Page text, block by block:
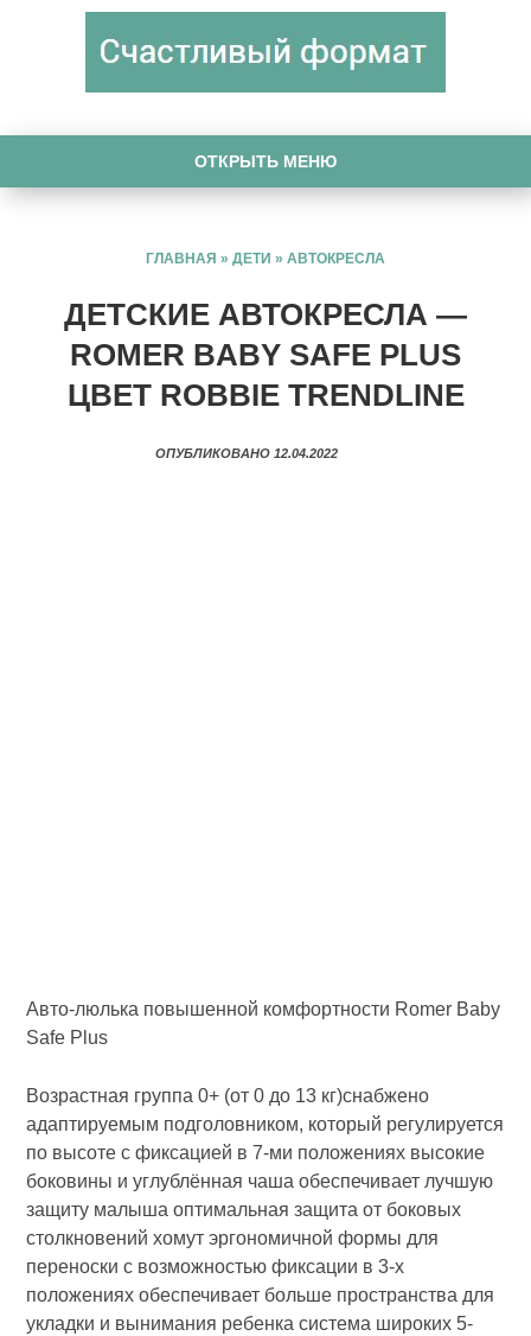
ОТКРЫТЬ МЕНЮ
ГЛАВНАЯ » ДЕТИ » АВТОКРЕСЛА
ДЕТСКИЕ АВТОКРЕСЛА —
ROMER BABY SAFE PLUS
ЦВЕТ ROBBIE TRENDLINE
ОПУБЛИКОВАНО 12.04.2022
Авто-люлька повышенной комфортности Romer Baby
Safe Plus
Возрастная группа 0+ (от 0 до 13 кг)снабжено
адаптируемым подголовником, который регулируется
по высоте с фиксацией в 7-ми положениях высокие
боковины и углублённая чаша обеспечивает лучшую
защиту малыша оптимальная защита от боковых
столкновений хомут эргономичной формы для
переноски с возможностью фиксации в 3-х
положениях обеспечивает больше пространства для
укладки и вынимания ребенка система широких 5-